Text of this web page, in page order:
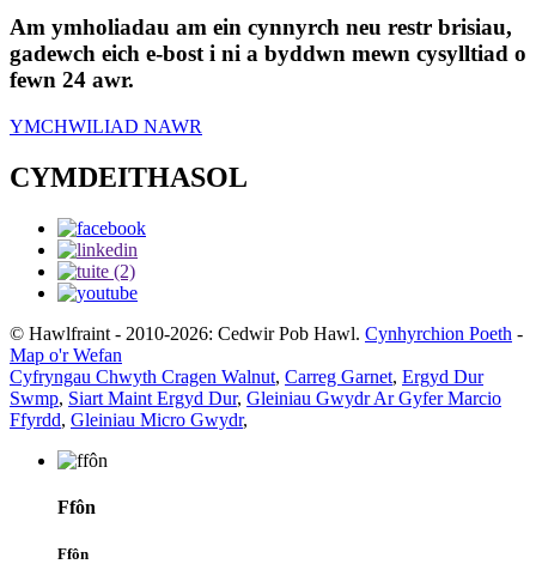
Am ymholiadau am ein cynnyrch neu restr brisiau,
gadewch eich e-bost i ni a byddwn mewn cysylltiad o
fewn 24 awr.
YMCHWILIAD NAWR
CYMDEITHASOL
© Hawlfraint - 2010-2026: Cedwir Pob Hawl. Cynhyrchion Poeth -
Map o'r Wefan
Cyfryngau Chwyth Cragen Walnut, Carreg Garnet, Ergyd Dur
Swmp, Siart Maint Ergyd Dur, Gleiniau Gwydr Ar Gyfer Marcio
Ffyrdd, Gleiniau Micro Gwydr,
Ffôn
Ffôn